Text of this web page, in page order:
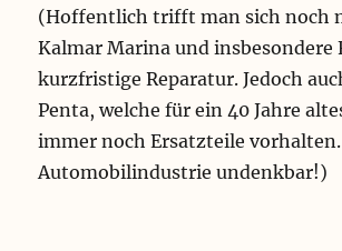
(Hoffentlich trifft man sich noch
Kalmar Marina und insbesondere
kurzfristige Reparatur. Jedoch
Penta, welche für ein 40 Jahre
immer noch Ersatzteile
Automobilindustrie undenkbar!)